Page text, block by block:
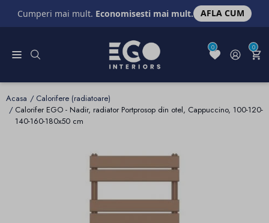
Cumperi mai mult. Economisesti mai mult. AFLA CUM
0 0
Acasa
Calorifere (radiatoare)
Calorifer EGO - Nadir, radiator Portprosop din otel, Cappuccino, 100-120-
140-160-180x50 cm